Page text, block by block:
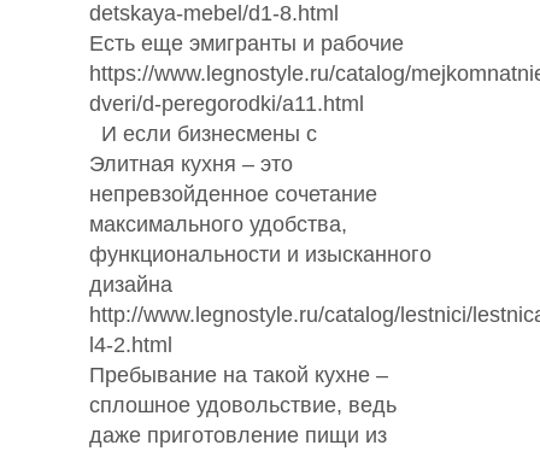
detskaya-mebel/d1-8.html
Есть еще эмигранты и рабочие
https://www.legnostyle.ru/catalog/
dveri/d-peregorodki/a11.html
И если бизнесмены с
Элитная кухня – это
непревзойденное сочетание
максимального удобства,
функциональности и изысканного
дизайна
http://www.legnostyle.ru/catalog/lestnici/
l4-2.html
Пребывание на такой кухне –
сплошное удовольствие, ведь
даже приготовление пищи из